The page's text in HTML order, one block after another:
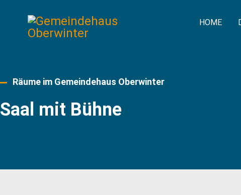
HOME
Räume im Gemeindehaus Oberwinter
Saal mit Bühne